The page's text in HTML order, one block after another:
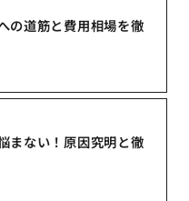
の道筋と費用相場を徹
まない！原因究明と徹